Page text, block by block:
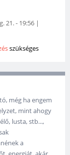
21. - 19:56 |
szükséges
még ha engem
mint ahogy
lusta, stb...,
a